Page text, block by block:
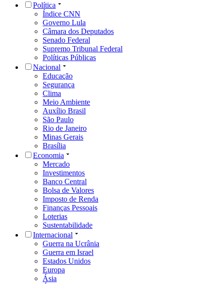
Política
Índice CNN
Governo Lula
Câmara dos Deputados
Senado Federal
Supremo Tribunal Federal
Políticas Públicas
Nacional
Educação
Segurança
Clima
Meio Ambiente
Auxílio Brasil
São Paulo
Rio de Janeiro
Minas Gerais
Brasília
Economia
Mercado
Investimentos
Banco Central
Bolsa de Valores
Imposto de Renda
Finanças Pessoais
Loterias
Sustentabilidade
Internacional
Guerra na Ucrânia
Guerra em Israel
Estados Unidos
Europa
Ásia